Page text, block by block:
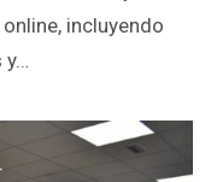
incluyendo
y…